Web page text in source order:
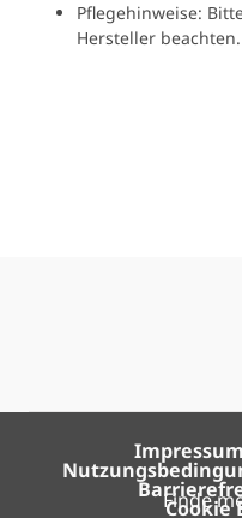
Pflegehinweise:
Hersteller beachten.
Finde
Impressum
Cookie